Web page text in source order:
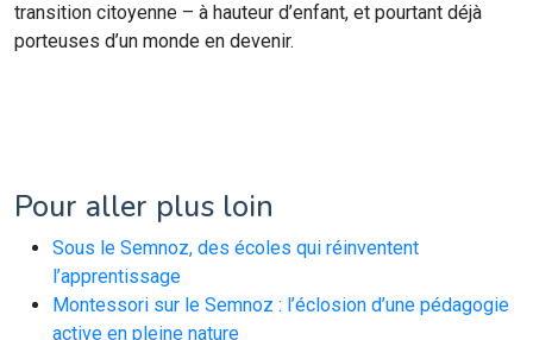
transition citoyenne – à hauteur d’enfant, et pourtant déjà
porteuses d’un monde en devenir.
Pour aller plus loin
Sous le Semnoz, des écoles qui réinventent
l’apprentissage
Montessori sur le Semnoz : l’éclosion d’une pédagogie
active en pleine nature